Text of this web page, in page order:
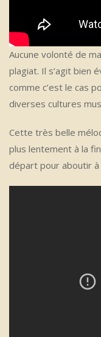
Aucune volonté de
plagiat. Il s’agit bien
comme c’est le cas
diverses cultures
Cette très belle
plus lentement à la
départ pour aboutir